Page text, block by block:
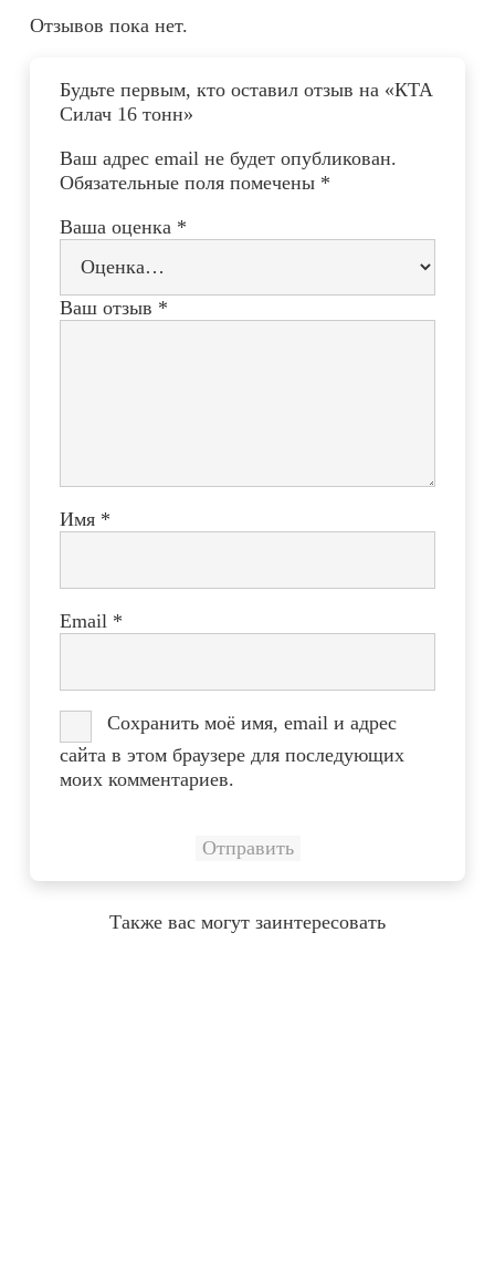
Отзывов пока нет.
Будьте первым, кто оставил отзыв на «КТА
Силач 16 тонн»
Ваш адрес email не будет опубликован.
Обязательные поля помечены *
Ваша оценка *
Ваш отзыв *
Имя *
Email *
Сохранить моё имя, email и адрес
сайта в этом браузере для последующих
моих комментариев.
Также вас могут заинтересовать